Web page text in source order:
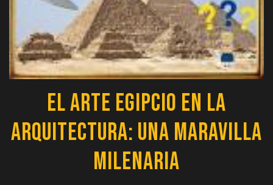
El Arte Egipcio en la
Arquitectura: Una Maravilla
Milenaria